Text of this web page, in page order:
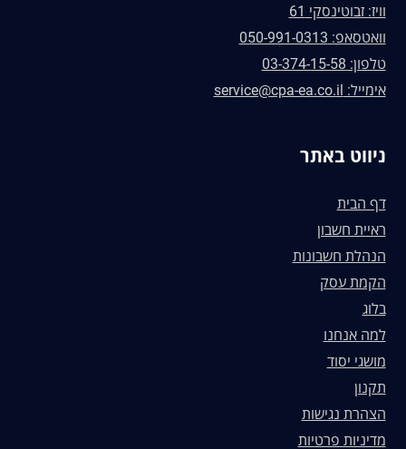
וויז: זבוטינסקי 61
וואטסאפ: 050-991-0313
טלפון: 03-374-15-58
אימייל: service@cpa-ea.co.il
ניווט באתר
דף הבית
ראיית חשבון
הנהלת חשבונות
הקמת עסק
בלוג
למה אנחנו
מושגי יסוד
תקנון
הצהרת נגישות
מדיניות פרטיות